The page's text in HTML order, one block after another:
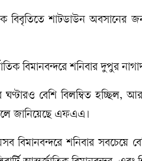
বিবৃতিতে শাটডাউন অবসানের
বিমানবন্দরে শনিবার দুপুর
বেশি বিলম্বিত হচ্ছিল, আর
জানিয়েছে এফএএ।
বিমানবন্দরে শনিবার